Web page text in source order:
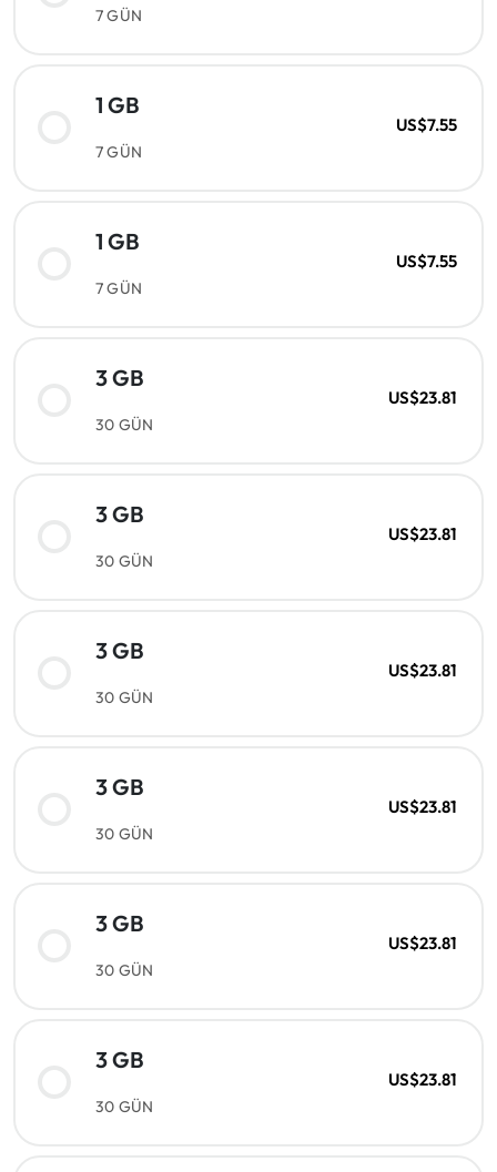
7 GÜN
1 GB
7 GÜN
US$7.55
1 GB
7 GÜN
US$7.55
3 GB
30 GÜN
US$23.81
3 GB
30 GÜN
US$23.81
3 GB
30 GÜN
US$23.81
3 GB
30 GÜN
US$23.81
3 GB
30 GÜN
US$23.81
3 GB
30 GÜN
US$23.81